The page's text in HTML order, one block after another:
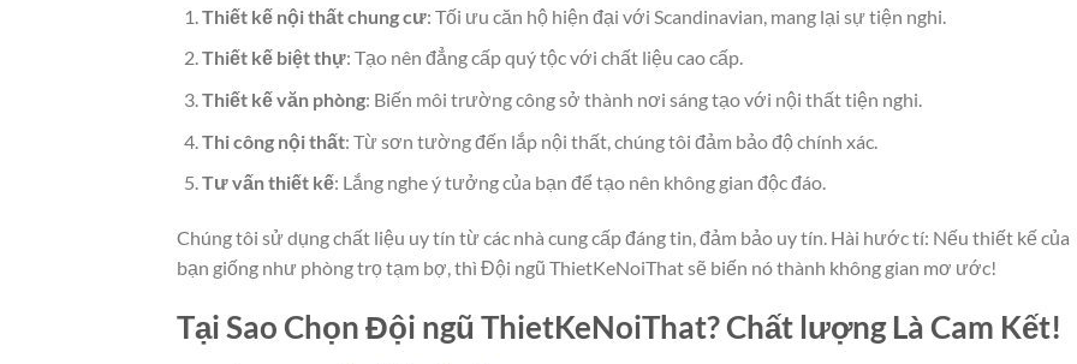
Thiết kế nội thất chung cư: Tối ưu căn hộ hiện đại với Scandinavian, mang lại sự tiện nghi.
Thiết kế biệt thự: Tạo nên đẳng cấp quý tộc với chất liệu cao cấp.
Thiết kế văn phòng: Biến môi trường công sở thành nơi sáng tạo với nội thất tiện nghi.
Thi công nội thất: Từ sơn tường đến lắp nội thất, chúng tôi đảm bảo độ chính xác.
Tư vấn thiết kế: Lắng nghe ý tưởng của bạn để tạo nên không gian độc đáo.
Chúng tôi sử dụng chất liệu uy tín từ các nhà cung cấp đáng tin, đảm bảo uy tín. Hài hước tí: Nếu thiết kế của
bạn giống như phòng trọ tạm bợ, thì Đội ngũ ThietKeNoiThat sẽ biến nó thành không gian mơ ước!
Tại Sao Chọn Đội ngũ ThietKeNoiThat? Chất lượng Là Cam Kết!